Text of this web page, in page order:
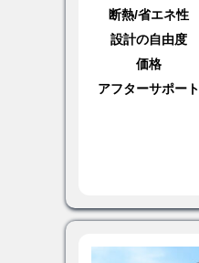
断熱/省エネ性
設計の自由度
価格
アフターサポート